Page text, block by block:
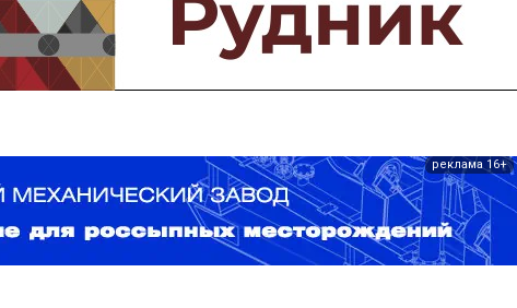
Предприятия и компании
Интервью
Выставки, Конференции
реклама 16+